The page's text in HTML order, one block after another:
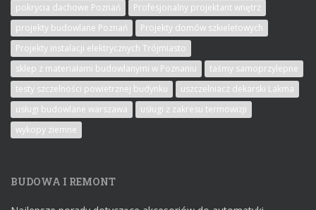
pokrycia dachowe Poznań
Profesjonalny projektant wnętrz
projekty budowlane Poznań
Projekty domów szkieletowych
Projekty instalacji elektrycznych Trójmiasto
sklep z materiałami budowlanymi w Poznaniu
taśmy samoprzylepne
testy szczelności powietrznej budynku
uszczelniacz dekarski Lakma
usługi budowlane warszawa
usługi z zakresu termowizji
wykopy ziemne
BUDOWA I REMONT